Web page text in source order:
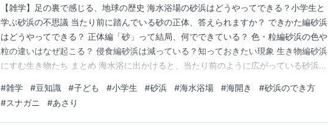
【雑学】足の裏で感じる、地球の歴史 海水浴場の砂浜はどうやってできる？小学生と
学ぶ砂浜の不思議 当たり前に踏んでいる砂の正体、答えられますか？ できかた編砂浜
はどうやってできる？ 正体編「砂」って結局、何でできている？ 色・粒編砂浜の色や
粒の違いはなぜ起こる？ 侵食編砂浜は減っている？知っておきたい現象 生き物編砂浜
にすむ生き物たち まとめ 海水浴に出かけると、当たり前のように広がっている砂浜。
多いのではないでしょうか。砂浜は、長い年月と自然の大きな力によって少しずつ作ら
れてきた、実はとても奥深い場所です。この記事で…
#雑学 #豆知識 #子ども #小学生 #砂浜 #海水浴場 #海開き #砂浜のでき方
#スナガニ #あさり